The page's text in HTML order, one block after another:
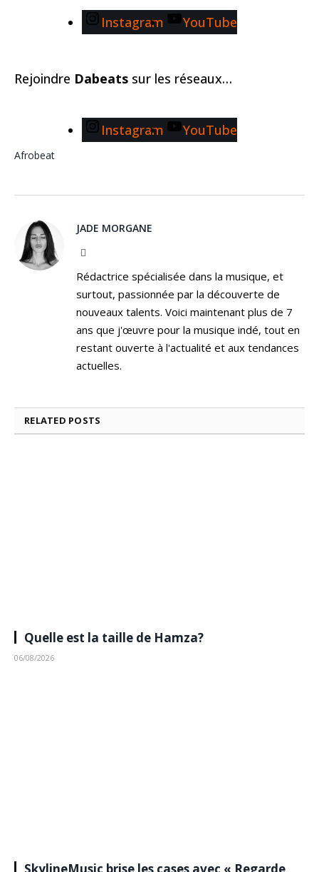
Instagram YouTube
Rejoindre Dabeats sur les réseaux…
Instagram YouTube
Afrobeat
JADE MORGANE
Rédactrice spécialisée dans la musique, et
surtout, passionnée par la découverte de
nouveaux talents. Voici maintenant plus de 7
ans que j'œuvre pour la musique indé, tout en
restant ouverte à l'actualité et aux tendances
actuelles.
RELATED POSTS
Quelle est la taille de Hamza?
06/08/2026
SkylineMusic brise les cases avec « Regarde